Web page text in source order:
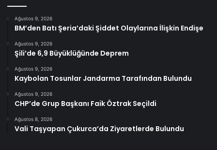
Ağustos 9, 2026
BM’den Batı Şeria’daki Şiddet Olaylarına İlişkin Endişe
Ağustos 9, 2026
Şili’de 6,9 Büyüklüğünde Deprem
Ağustos 9, 2026
Kaybolan Tosunlar Jandarma Tarafından Bulundu
Ağustos 9, 2026
CHP’de Grup Başkanı Faik Öztrak Seçildi
Ağustos 8, 2026
Vali Taşyapan Çukurca’da Ziyaretlerde Bulundu